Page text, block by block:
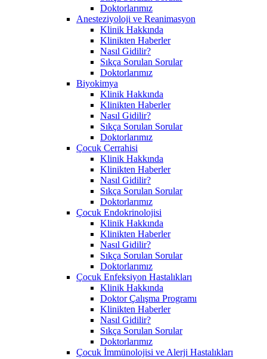
Doktorlarımız
Anesteziyoloji ve Reanimasyon
Klinik Hakkında
Klinikten Haberler
Nasıl Gidilir?
Sıkça Sorulan Sorular
Doktorlarımız
Biyokimya
Klinik Hakkında
Klinikten Haberler
Nasıl Gidilir?
Sıkça Sorulan Sorular
Doktorlarımız
Çocuk Cerrahisi
Klinik Hakkında
Klinikten Haberler
Nasıl Gidilir?
Sıkça Sorulan Sorular
Doktorlarımız
Çocuk Endokrinolojisi
Klinik Hakkında
Klinikten Haberler
Nasıl Gidilir?
Sıkça Sorulan Sorular
Doktorlarımız
Çocuk Enfeksiyon Hastalıkları
Klinik Hakkında
Doktor Çalışma Programı
Klinikten Haberler
Nasıl Gidilir?
Sıkça Sorulan Sorular
Doktorlarımız
Çocuk İmmünolojisi ve Alerji Hastalıkları